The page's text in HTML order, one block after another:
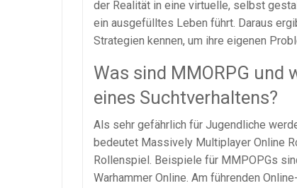
der Realität in eine virtuelle, selbst
ein ausgefülltes Leben führt. Daraus
Strategien kennen, um ihre eigenen
Was sind MMORPG und
eines Suchtverhaltens?
Als sehr gefährlich für Jugendliche
bedeutet Massively Multiplayer Online
Rollenspiel. Beispiele für MMPOPGs
Warhammer Online. Am führenden